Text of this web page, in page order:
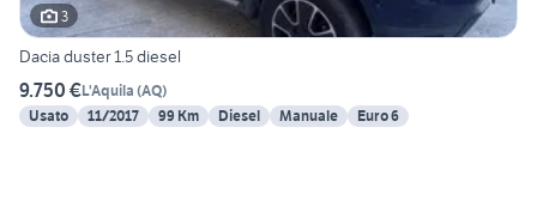
3
Dacia duster 1.5 diesel
9.750 €L'Aquila (AQ)
Usato
11/2017 99 Km Diesel Manuale Euro 6